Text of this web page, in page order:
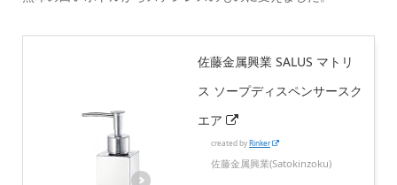
佐藤金属興業 SALUS マトリ
ス ソープディスペンサースク
エア
created byRinker
佐藤金属興業(Satokinzoku)